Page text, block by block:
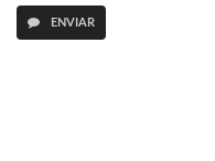
ENVIAR